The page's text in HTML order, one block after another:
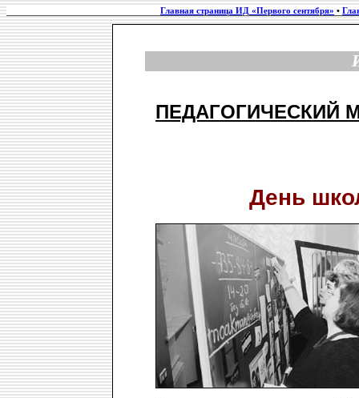
Главная страница ИД «Первого сентября» •
ПЕДАГОГИЧЕСКИЙ
День